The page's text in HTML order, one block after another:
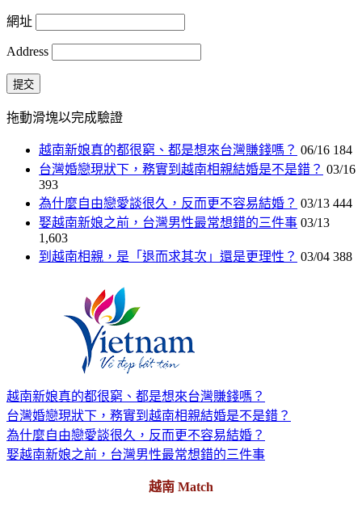
網址
Address
提交
拖動滑塊以完成驗證
越南新娘真的都很窮、都是想來台灣賺錢嗎？ 06/16 184
台灣婚戀現狀下，務實到越南相親結婚是不是錯？ 03/16
393
為什麼自由戀愛談很久，反而更不容易結婚？ 03/13 444
娶越南新娘之前，台灣男性最常想錯的三件事 03/13
1,603
到越南相親，是「退而求其次」還是更理性？ 03/04 388
越南新娘真的都很窮、都是想來台灣賺錢嗎？
台灣婚戀現狀下，務實到越南相親結婚是不是錯？
為什麼自由戀愛談很久，反而更不容易結婚？
娶越南新娘之前，台灣男性最常想錯的三件事
越南 Match